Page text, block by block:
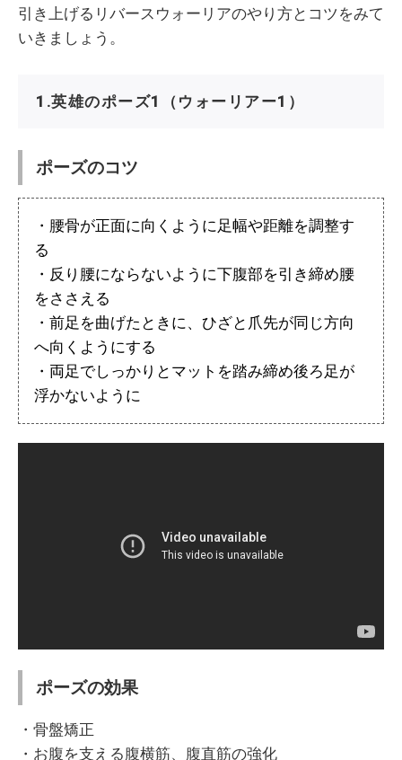
引き上げるリバースウォーリアのやり方とコツをみて
いきましょう。
1.英雄のポーズ1（ウォーリアー1）
ポーズのコツ
・腰骨が正面に向くように足幅や距離を調整す
る
・反り腰にならないように下腹部を引き締め腰
をささえる
・前足を曲げたときに、ひざと爪先が同じ方向
へ向くようにする
・両足でしっかりとマットを踏み締め後ろ足が
浮かないように
ポーズの効果
・骨盤矯正
・お腹を支える腹横筋、腹直筋の強化